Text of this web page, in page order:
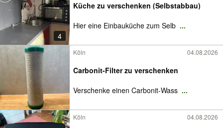
4
Küche zu verschenken (Selbstabbau)
Hier eine Einbauküche zum Selb ...
Köln 04.08.2026
Carbonit-Filter zu verschenken
Verschenke einen Carbonit-Wass ...
Köln 04.08.2026